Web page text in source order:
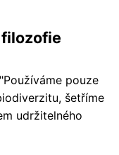
pouze
šetříme
udržitelného